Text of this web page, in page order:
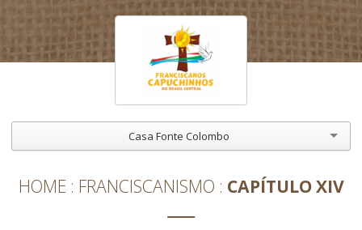
Casa Fonte Colombo
HOME FRANCISCANISMO CAPÍTULO XIV